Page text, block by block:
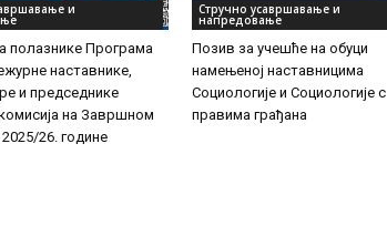
и
полазнике Програмa
наставнике,
и председнике
на Завршном
26. године
Стручно усавршавање и
напредовање
Позив за учешће на обуци
намењеној наставницима
Социологије и Социологије с
правима грађана